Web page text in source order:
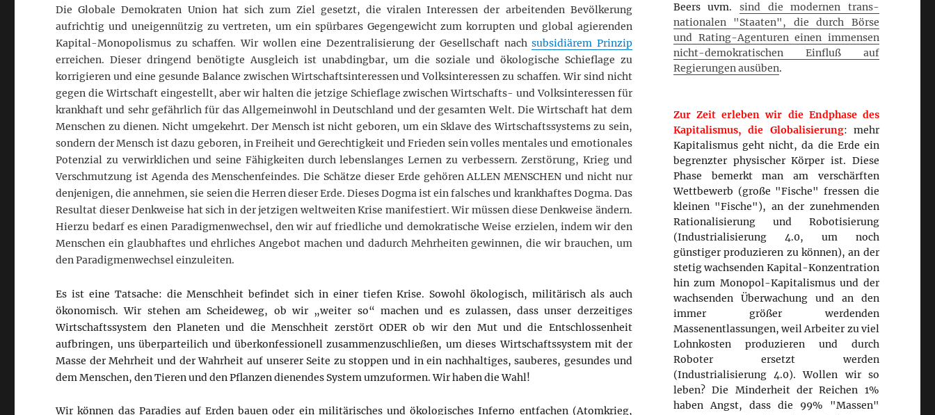
Die Globale Demokraten Union hat sich zum Ziel gesetzt, die viralen Interessen der arbeitenden Bevölkerung
aufrichtig und uneigennützig zu vertreten, um ein spürbares Gegengewicht zum korrupten und global agierenden
Kapital-Monopolismus zu schaffen. Wir wollen eine Dezentralisierung der Gesellschaft nachsubsidiärem Prinzip
erreichen. Dieser dringend benötigte Ausgleich ist unabdingbar, um die soziale und ökologische Schieflage zu
korrigieren und eine gesunde Balance zwischen Wirtschaftsinteressen und Volksinteressen zu schaffen. Wir sind nicht
gegen die Wirtschaft eingestellt, aber wir halten die jetzige Schieflage zwischen Wirtschafts- und Volksinteressen für
krankhaft und sehr gefährlich für das Allgemeinwohl in Deutschland und der gesamten Welt. Die Wirtschaft hat dem
Menschen zu dienen. Nicht umgekehrt. Der Mensch ist nicht geboren, um ein Sklave des Wirtschaftssystems zu sein,
sondern der Mensch ist dazu geboren, in Freiheit und Gerechtigkeit und Frieden sein volles mentales und emotionales
Potenzial zu verwirklichen und seine Fähigkeiten durch lebenslanges Lernen zu verbessern. Zerstörung, Krieg und
Verschmutzung ist Agenda des Menschenfeindes. Die Schätze dieser Erde gehören ALLEN MENSCHEN und nicht nur
denjenigen, die annehmen, sie seien die Herren dieser Erde. Dieses Dogma ist ein falsches und krankhaftes Dogma. Das
Resultat dieser Denkweise hat sich in der jetzigen weltweiten Krise manifestiert. Wir müssen diese Denkweise ändern.
Hierzu bedarf es einen Paradigmenwechsel, den wir auf friedliche und demokratische Weise erzielen, indem wir den
Menschen ein glaubhaftes und ehrliches Angebot machen und dadurch Mehrheiten gewinnen, die wir brauchen, um
den Paradigmenwechsel einzuleiten.
Es ist eine Tatsache: die Menschheit befindet sich in einer tiefen Krise. Sowohl ökologisch, militärisch als auch
ökonomisch. Wir stehen am Scheideweg, ob wir „weiter so“ machen und es zulassen, dass unser derzeitiges
Wirtschaftssystem den Planeten und die Menschheit zerstört ODER ob wir den Mut und die Entschlossenheit
aufbringen, uns überparteilich und überkonfessionell zusammenzuschließen, um dieses Wirtschaftssystem mit der
Masse der Mehrheit und der Wahrheit auf unserer Seite zu stoppen und in ein nachhaltiges, sauberes, gesundes und
dem Menschen, den Tieren und den Pflanzen dienendes System umzuformen. Wir haben die Wahl!
Wir können das Paradies auf Erden bauen oder ein militärisches und ökologisches Inferno entfachen (Atomkrieg,
Beers uvm.sind die modernen trans-
nationalen "Staaten", die durch Börse
und Rating-Agenturen einen immensen
nicht-demokratischen Einfluß auf
Regierungen ausüben.
Zur Zeit erleben wir die Endphase des
Kapitalismus, die Globalisierung: mehr
Kapitalismus geht nicht, da die Erde ein
begrenzter physischer Körper ist. Diese
Phase bemerkt man am verschärften
Wettbewerb (große "Fische" fressen die
kleinen "Fische"), an der zunehmenden
Rationalisierung und Robotisierung
(Industrialisierung 4.0, um noch
günstiger produzieren zu können), an der
stetig wachsenden Kapital-Konzentration
hin zum Monopol-Kapitalismus und der
wachsenden Überwachung und an den
immer größer werdenden
Massenentlassungen, weil Arbeiter zu viel
Lohnkosten produzieren und durch
Roboter ersetzt werden
(Industrialisierung 4.0). Wollen wir so
leben? Die Minderheit der Reichen 1%
haben Angst, dass die 99% "Massen"